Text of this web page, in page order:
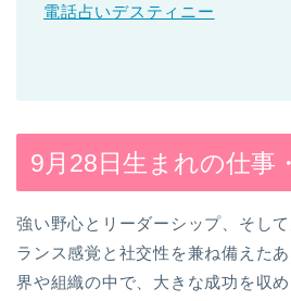
電話占いデスティニー
9月28日生まれの仕事
強い野心とリーダーシップ、そし
ランス感覚と社交性を兼ね備えた
界や組織の中で、大きな成功を収